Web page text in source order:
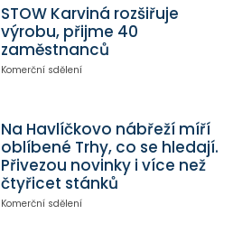
STOW Karviná rozšiřuje
výrobu, přijme 40
zaměstnanců
Komerční sdělení
Na Havlíčkovo nábřeží míří
oblíbené Trhy, co se hledají.
Přivezou novinky i více než
čtyřicet stánků
Komerční sdělení